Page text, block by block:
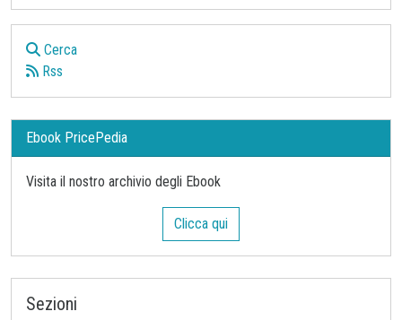
Cerca
Rss
Ebook PricePedia
Visita il nostro archivio degli Ebook
Clicca qui
Sezioni